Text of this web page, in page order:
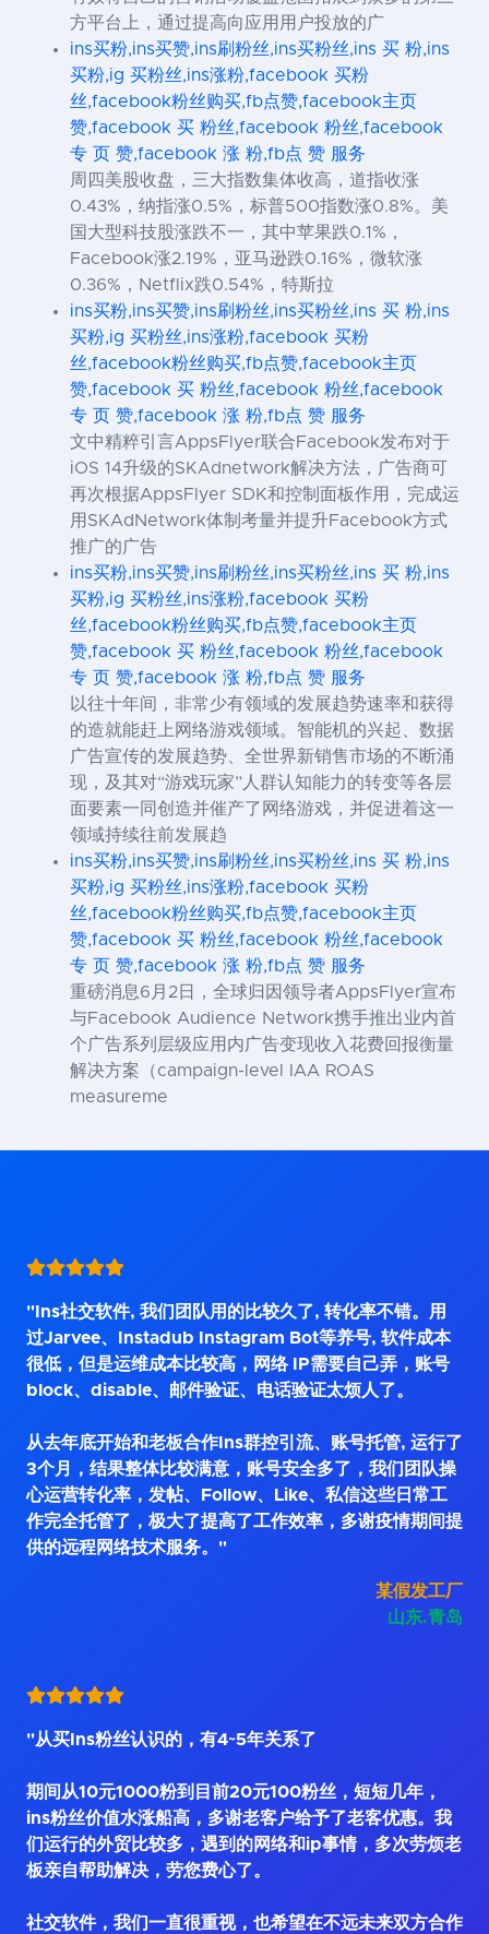
方平台上，通过提高向应用用户投放的广
ins买粉,ins买赞,ins刷粉丝,ins买粉丝,ins 买 粉,ins
买粉,ig 买粉丝,ins涨粉,facebook 买粉
丝,facebook粉丝购买,fb点赞,facebook主页
赞,facebook 买 粉丝,facebook 粉丝,facebook
专 页 赞,facebook 涨 粉,fb点 赞 服务
周四美股收盘，三大指数集体收高，道指收涨
0.43%，纳指涨0.5%，标普500指数涨0.8%。美
国大型科技股涨跌不一，其中苹果跌0.1%，
Facebook涨2.19%，亚马逊跌0.16%，微软涨
0.36%，Netflix跌0.54%，特斯拉
ins买粉,ins买赞,ins刷粉丝,ins买粉丝,ins 买 粉,ins
买粉,ig 买粉丝,ins涨粉,facebook 买粉
丝,facebook粉丝购买,fb点赞,facebook主页
赞,facebook 买 粉丝,facebook 粉丝,facebook
专 页 赞,facebook 涨 粉,fb点 赞 服务
文中精粹引言AppsFlyer联合Facebook发布对于
iOS 14升级的SKAdnetwork解决方法，广告商可
再次根据AppsFlyer SDK和控制面板作用，完成运
用SKAdNetwork体制考量并提升Facebook方式
推广的广告
ins买粉,ins买赞,ins刷粉丝,ins买粉丝,ins 买 粉,ins
买粉,ig 买粉丝,ins涨粉,facebook 买粉
丝,facebook粉丝购买,fb点赞,facebook主页
赞,facebook 买 粉丝,facebook 粉丝,facebook
专 页 赞,facebook 涨 粉,fb点 赞 服务
以往十年间，非常少有领域的发展趋势速率和获得
的造就能赶上网络游戏领域。智能机的兴起、数据
广告宣传的发展趋势、全世界新销售市场的不断涌
现，及其对“游戏玩家”人群认知能力的转变等各层
面要素一同创造并催产了网络游戏，并促进着这一
领域持续往前发展趋
ins买粉,ins买赞,ins刷粉丝,ins买粉丝,ins 买 粉,ins
买粉,ig 买粉丝,ins涨粉,facebook 买粉
丝,facebook粉丝购买,fb点赞,facebook主页
赞,facebook 买 粉丝,facebook 粉丝,facebook
专 页 赞,facebook 涨 粉,fb点 赞 服务
重磅消息6月2日，全球归因领导者AppsFlyer宣布
与Facebook Audience Network携手推出业内首
个广告系列层级应用内广告变现收入花费回报衡量
解决方案（campaign-level IAA ROAS
measureme
"Ins社交软件, 我们团队用的比较久了, 转化率不错。用
过Jarvee、Instadub Instagram Bot等养号, 软件成本
很低，但是运维成本比较高，网络 IP需要自己弄，账号
block、disable、邮件验证、电话验证太烦人了。
从去年底开始和老板合作Ins群控引流、账号托管, 运行了
3个月，结果整体比较满意，账号安全多了，我们团队操
心运营转化率，发帖、Follow、Like、私信这些日常工
作完全托管了，极大了提高了工作效率，多谢疫情期间提
供的远程网络技术服务。"
某假发工厂
山东.青岛
"从买Ins粉丝认识的，有4~5年关系了
期间从10元1000粉到目前20元100粉丝，短短几年，
ins粉丝价值水涨船高，多谢老客户给予了老客优惠。我
们运行的外贸比较多，遇到的网络和ip事情，多次劳烦老
板亲自帮助解决，劳您费心了。
社交软件，我们一直很重视，也希望在不远未来双方合作